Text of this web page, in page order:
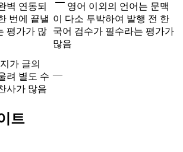
벽 연동되
번에 끝낼
평가가 많
영어 이외의 언어는 문맥
이 다소 투박하여 발행 전 한
국어 검수가 필수라는 평가가
많음
가 글의
려 별도 수
사가 많음
—
트